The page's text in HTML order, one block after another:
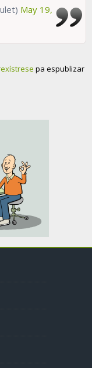
May 19,
pa espublizar